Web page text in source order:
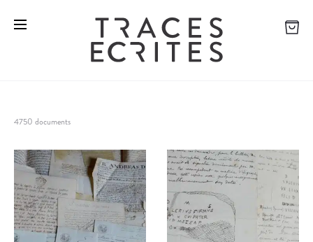
4750 documents